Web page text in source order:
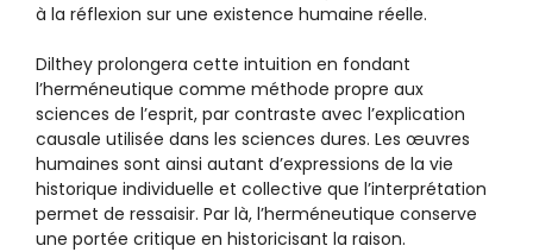
à la réflexion sur une existence humaine réelle.
Dilthey prolongera cette intuition en fondant
l’herméneutique comme méthode propre aux
sciences de l’esprit, par contraste avec l’explication
causale utilisée dans les sciences dures. Les œuvres
humaines sont ainsi autant d’expressions de la vie
historique individuelle et collective que l’interprétation
permet de ressaisir. Par là, l’herméneutique conserve
une portée critique en historicisant la raison.